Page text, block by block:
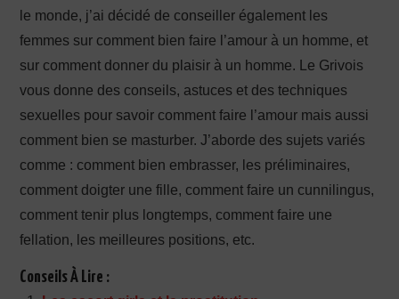
le monde, j’ai décidé de conseiller également les
femmes sur comment bien faire l’amour à un homme, et
sur comment donner du plaisir à un homme. Le Grivois
vous donne des conseils, astuces et des techniques
sexuelles pour savoir comment faire l’amour mais aussi
comment bien se masturber. J’aborde des sujets variés
comme : comment bien embrasser, les préliminaires,
comment doigter une fille, comment faire un cunnilingus,
comment tenir plus longtemps, comment faire une
fellation, les meilleures positions, etc.
Conseils À Lire :